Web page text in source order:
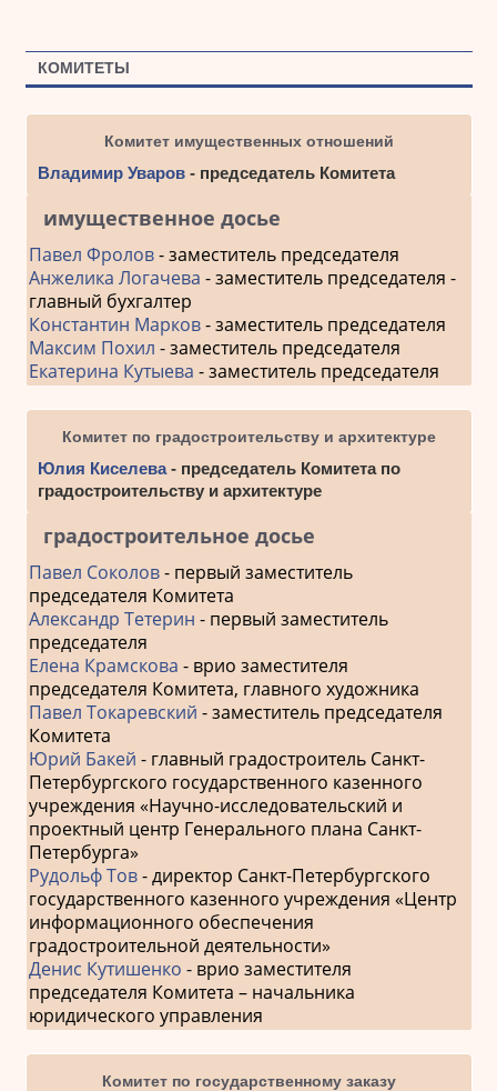
КОМИТЕТЫ
Комитет имущественных отношений
Владимир Уваров- председатель Комитета
имущественное досье
Павел Фролов- заместитель председателя
Анжелика Логачева - заместитель председателя -
главный бухгалтер
Константин Марков- заместитель председателя
Максим Похил - заместитель председателя
Екатерина Кутыева - заместитель председателя
Комитет по градостроительству и архитектуре
Юлия Киселева- председатель Комитета по
градостроительству и архитектуре
градостроительное досье
Павел Соколов- первый заместитель
председателя Комитета
Александр Тетерин - первый заместитель
председателя
Елена Крамскова - врио заместителя
председателя Комитета, главного художника
Павел Токаревский - заместитель председателя
Комитета
Юрий Бакей - главный градостроитель Санкт-
Петербургского государственного казенного
учреждения «Научно-исследовательский и
проектный центр Генерального плана Санкт-
Петербурга»
Рудольф Тов- директор Санкт-Петербургского
государственного казенного учреждения «Центр
информационного обеспечения
градостроительной деятельности»
Денис Кутишенко - врио заместителя
председателя Комитета – начальника
юридического управления
Комитет по государственному заказу